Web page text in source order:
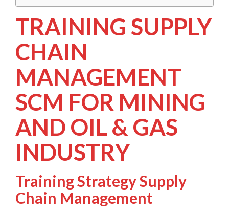
TRAINING SUPPLY
CHAIN
MANAGEMENT
SCM FOR MINING
AND OIL & GAS
INDUSTRY
Training Strategy Supply
Chain Management